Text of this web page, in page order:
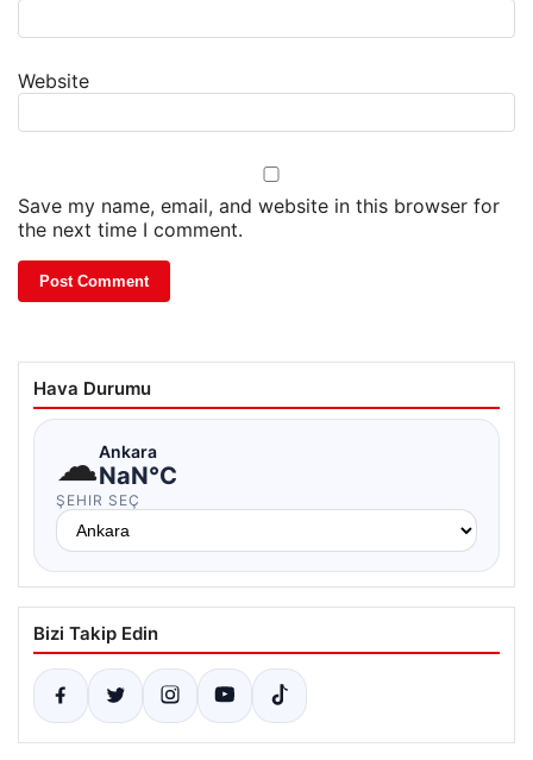
Website
Save my name, email, and website in this browser for
the next time I comment.
Hava Durumu
☁Ankara
NaN°C
ŞEHIR SEÇ
Bizi Takip Edin